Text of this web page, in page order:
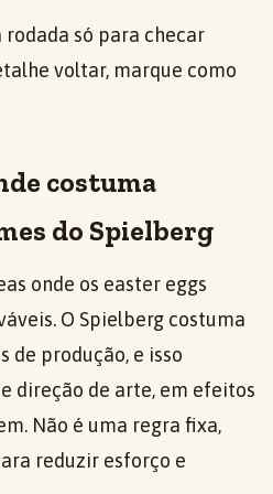
rodada só para checar
voltar, marque como
costuma
do Spielberg
onde os easter eggs
O Spielberg costuma
de produção, e isso
direção de arte, em efeitos
Não é uma regra fixa,
reduzir esforço e